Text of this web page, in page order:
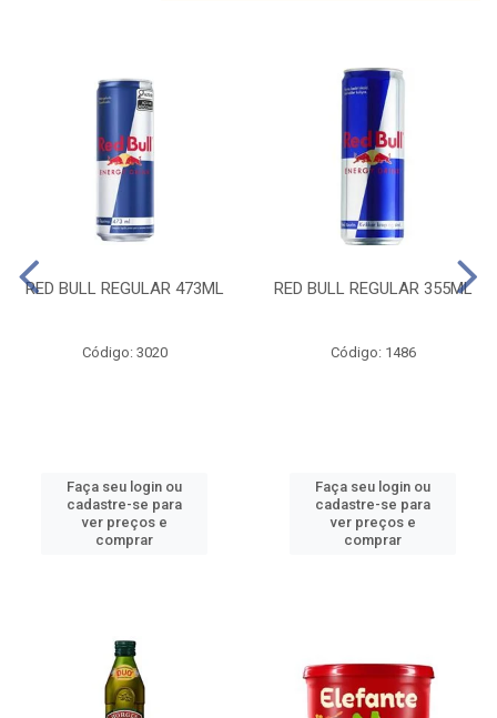
RED BULL REGULAR 473ML
Código: 3020
Faça seu login ou
cadastre-se para
ver preços e
comprar
RED BULL REGULAR 355ML
Código: 1486
Faça seu login ou
cadastre-se para
ver preços e
comprar